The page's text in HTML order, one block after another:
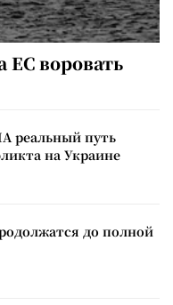
ЕС воровать
реальный путь
на Украине
до полной